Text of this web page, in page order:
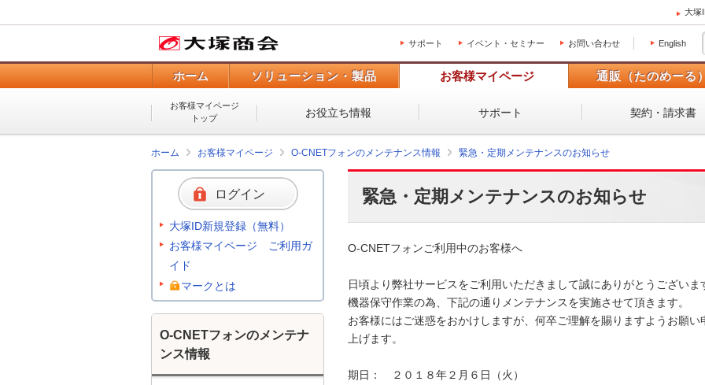
大塚
サポート イベント・セミナー お問い合わせ English
ホーム ソリューション・製品 お客様マイページ 通販（たのめーる
お客様マイページ
トップ
お役立ち情報 サポート 契約・請求書
ホーム お客様マイページ O-CNETフォンのメンテナンス情報 緊急・定期メンテナンスのお知らせ
緊急・定期メンテナンスのお知らせ
O-CNETフォンご利用中のお客様へ
日頃より弊社サービスをご利用いただきまして誠にありがとうござい
機器保守作業の為、下記の通りメンテナンスを実施させて頂きます。
お客様にはご迷惑をおかけしますが、何卒ご理解を賜りますようお願い
上げます。
期日：　２０１８年２月６日（火）
ログイン
大塚ID新規登録（無料）
お客様マイページ ご利用ガ
イド
マークとは
O-CNETフォンのメンテナ
ンス情報